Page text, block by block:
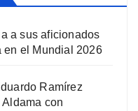
a sus aficionados
en el Mundial 2026
Ramírez
con